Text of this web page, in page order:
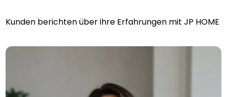
Kunden berichten über ihre Erfahrungen mit JP HOME